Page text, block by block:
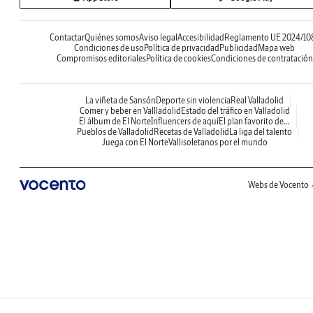
ContactarQuiénes somosAviso legal Accesibilidad Reglamento UE 2024/
Condiciones de uso Política de privacidad Publicidad Mapa web
Compromisos editorialesPolítica de cookiesCondiciones de contratación
La viñeta de Sansón Deporte sin violencia Real Valladolid
Comer y beber en Vallladolid Estado del tráfico en Valladolid
El álbum de El NorteInfluencers de aquíEl plan favorito de...
Pueblos de Valladolid Recetas de Valladolid La liga del talento
Juega con El NorteVallisoletanos por el mundo
Webs de Vocento